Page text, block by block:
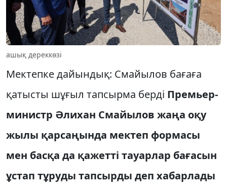
ашық дереккөзі
Мектепке дайындық: Смайылов бағаға
қатысты шұғыл тапсырма берді Премьер-
министр Әлихан Смайылов жаңа оқу
жылы қарсаңында мектеп формасы
мен басқа да қажетті тауарлар бағасын
ұстап тұруды тапсырды деп хабарлады